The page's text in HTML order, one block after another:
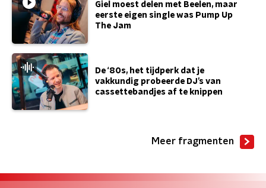
Giel moest delen met Beelen, maar
eerste eigen single was Pump Up
The Jam
De ‘80s, het tijdperk dat je
vakkundig probeerde DJ’s van
cassettebandjes af te knippen
Meer fragmenten